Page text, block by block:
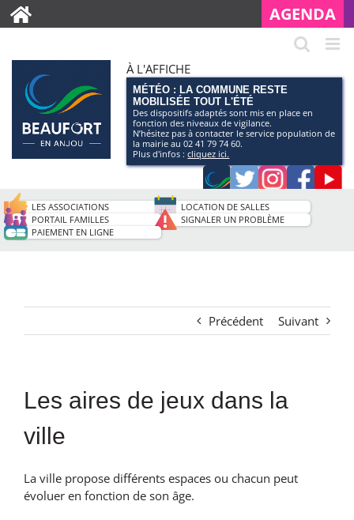
AGENDA
À L'AFFICHE
MÉTÉO : LA COMMUNE RESTE
MOBILISÉE TOUT L'ÉTÉ
Des dispositifs adaptés sont mis en place en
fonction des niveaux de vigilance.
N’hésitez pas à contacter le service population de
la mairie au 02 41 79 74 60.
Plus d'infos :cliquez ici.
Application
smartphone
de
TwitterInstagram
LES ASSOCIATIONS
LOCATION DE SALLES
PORTAIL FAMILLES
SIGNALER UN PROBLÈME
PAIEMENT EN LIGNE
Précédent Suivant
Les aires de jeux dans la
ville
La ville propose différents espaces ou chacun peut
évoluer en fonction de son âge.